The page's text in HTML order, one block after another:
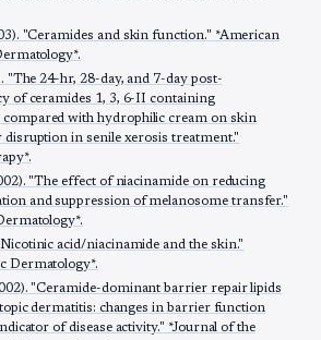
"Ceramides and skin function." *American
"The 24-hr, 28-day, and 7-day post-
of ceramides 1, 3, 6-II containing
with hydrophilic cream on skin
in senile xerosis treatment."
"The effect of niacinamide on reducing
and suppression of melanosome transfer."
acid/niacinamide and the skin."
Dermatology*.
"Ceramide-dominant barrier repair lipids
dermatitis: changes in barrier function
of disease activity." *Journal of the